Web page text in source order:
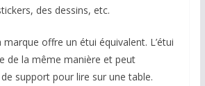
des dessins, etc.
marque offre un étui équivalent. L’étui
de la même manière et peut
support pour lire sur une table.